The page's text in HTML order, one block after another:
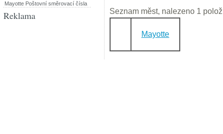
Seznam měst, nalezeno 1
Mayotte
Mayotte Poštovní směrovací čísla
Reklama